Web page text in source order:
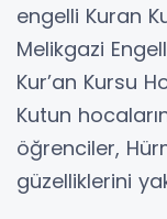
engelli Kuran
Melikgazi
Kur’an Kursu
Kutun
öğrenciler,
güzelliklerini